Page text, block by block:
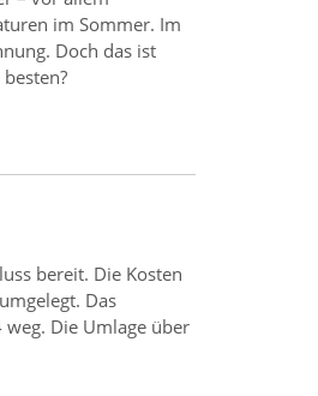
im Sommer. Im
Doch das ist
bereit. Die Kosten
Das
Die Umlage über